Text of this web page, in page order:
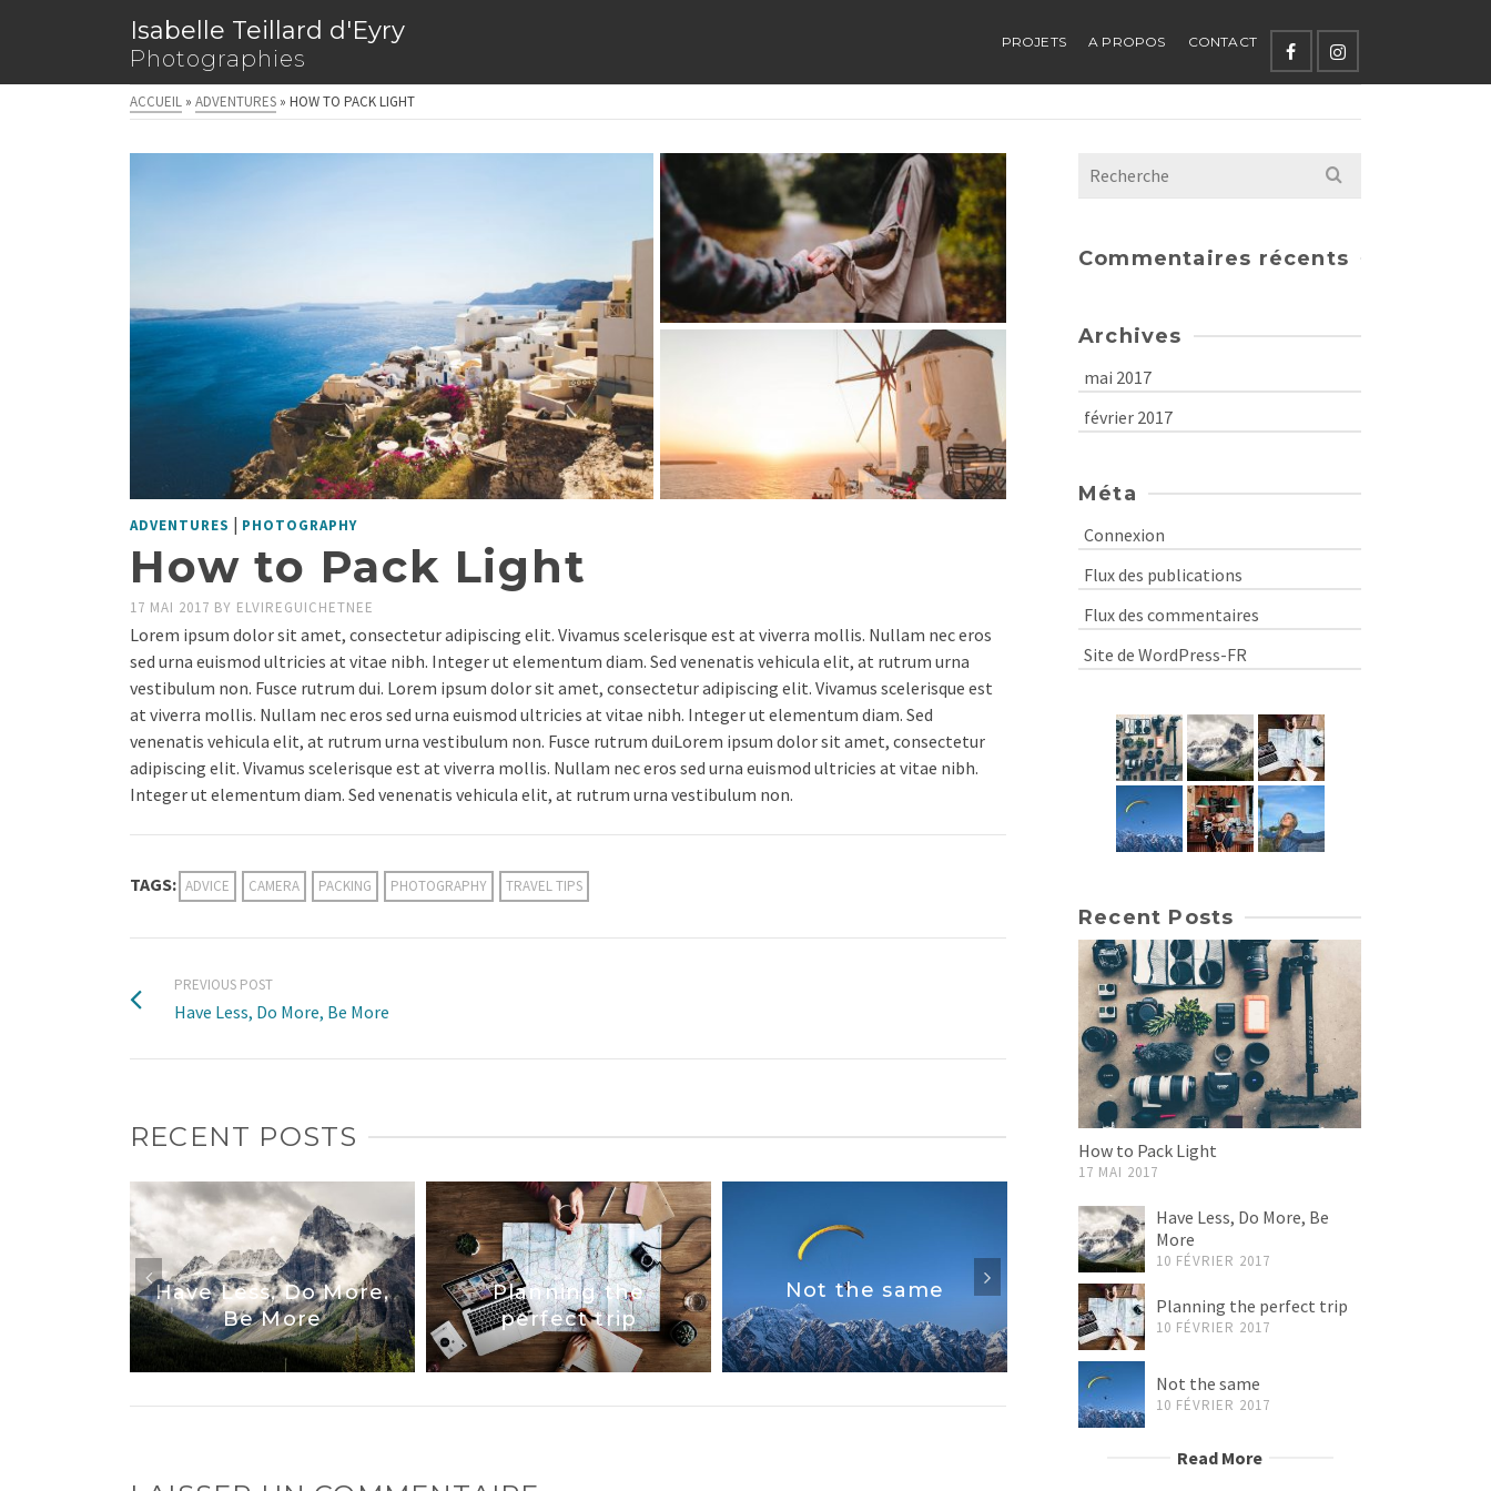
Isabelle Teillard d'Eyry
Photographies
PROJETS A PROPOS CONTACT
ACCUEIL » ADVENTURES » HOW TO PACK LIGHT
ADVENTURES | PHOTOGRAPHY
How to Pack Light
17 MAI 2017 BY ELVIREGUICHETNEE
Lorem ipsum dolor sit amet, consectetur adipiscing elit. Vivamus scelerisque est at viverra mollis. Nullam nec eros
sed urna euismod ultricies at vitae nibh. Integer ut elementum diam. Sed venenatis vehicula elit, at rutrum urna
vestibulum non. Fusce rutrum dui. Lorem ipsum dolor sit amet, consectetur adipiscing elit. Vivamus scelerisque est
at viverra mollis. Nullam nec eros sed urna euismod ultricies at vitae nibh. Integer ut elementum diam. Sed
venenatis vehicula elit, at rutrum urna vestibulum non. Fusce rutrum duiLorem ipsum dolor sit amet, consectetur
adipiscing elit. Vivamus scelerisque est at viverra mollis. Nullam nec eros sed urna euismod ultricies at vitae nibh.
Integer ut elementum diam. Sed venenatis vehicula elit, at rutrum urna vestibulum non.
TAGS: ADVICE CAMERA PACKING PHOTOGRAPHY TRAVEL TIPS
PREVIOUS POST
Have Less, Do More, Be More
RECENT POSTS
Have Less, Do More,
Be More
Planning the
perfect trip
Not the same
Finding the best
coffee
Recherche
Commentaires récents
Archives
mai 2017
février 2017
Méta
Connexion
Flux des publications
Flux des commentaires
Site de WordPress-FR
Recent Posts
How to Pack Light
17 MAI 2017
Have Less, Do More, Be
More
10 FÉVRIER 2017
Planning the perfect trip
10 FÉVRIER 2017
Not the same
10 FÉVRIER 2017
Read More